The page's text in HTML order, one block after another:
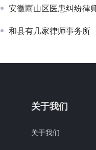
安徽雨山区医患纠纷律
和县有几家律师事务所
关于我们
关于我们